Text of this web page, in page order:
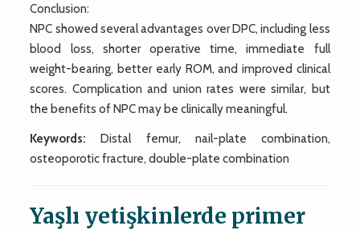
Conclusion:
NPC showed several advantages over DPC, including less
blood loss, shorter operative time, immediate full
weight-bearing, better early ROM, and improved clinical
scores. Complication and union rates were similar, but
the benefits of NPC may be clinically meaningful.
Keywords: Distal femur, nail-plate combination,
osteoporotic fracture, double-plate combination
Yaşlı yetişkinlerde primer